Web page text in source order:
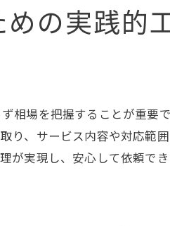
遺品整理と不用品回収を同時依
積み放題プランで遺品整理のコ
持ち込みと出張回収の違いと
の実践的
相場を把握することが重要
り、サービス内容や対応範
実現し、安心して依頼でき